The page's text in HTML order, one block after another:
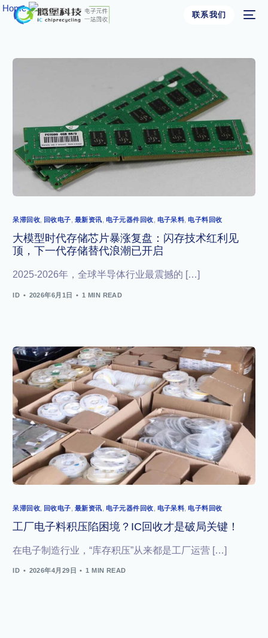
联系我们
Home​
呆滞回收, 回收电子 最新资讯 电子元器件回收 电子呆料 ,电子料回收
大模型时代存储芯片暴涨复盘：闪存技术红利见
顶，下一代存储替代浪潮已开启
2025-2026年，全球半导体行业最震撼的 […]
ID 2026年6月1日 1 MIN READ
呆滞回收, 回收电子 最新资讯 电子元器件回收 电子呆料 ,电子料回收
工厂电子料积压陷困境？IC回收才是破局关键！
在电子制造行业，“库存积压”从来都是工厂运营 […]
ID 2026年4月29日 1 MIN READ